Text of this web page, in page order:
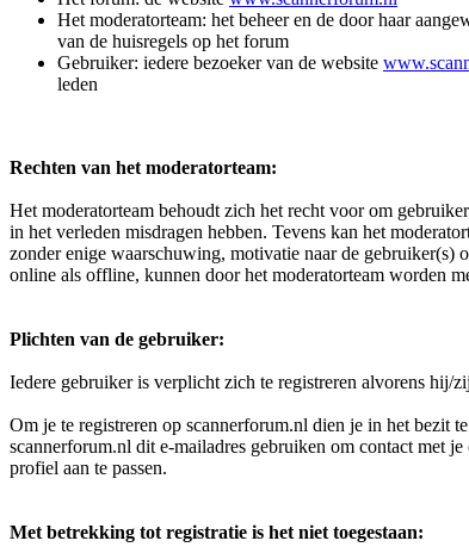
Het moderatorteam: het beheer en de door haar
van de huisregels op het forum
Gebruiker: iedere bezoeker van de website
leden
Rechten van het moderatorteam:
Het moderatorteam behoudt zich het recht voor om
in het verleden misdragen hebben. Tevens kan het
zonder enige waarschuwing, motivatie naar de gebruiker(s)
online als offline, kunnen door het moderatorteam worden
Plichten van de gebruiker:
Iedere gebruiker is verplicht zich te registreren alvorens hij/
Om je te registreren op scannerforum.nl dien je in het bezit
scannerforum.nl dit e-mailadres gebruiken om contact met
profiel aan te passen.
Met betrekking tot registratie is het niet toegestaan: